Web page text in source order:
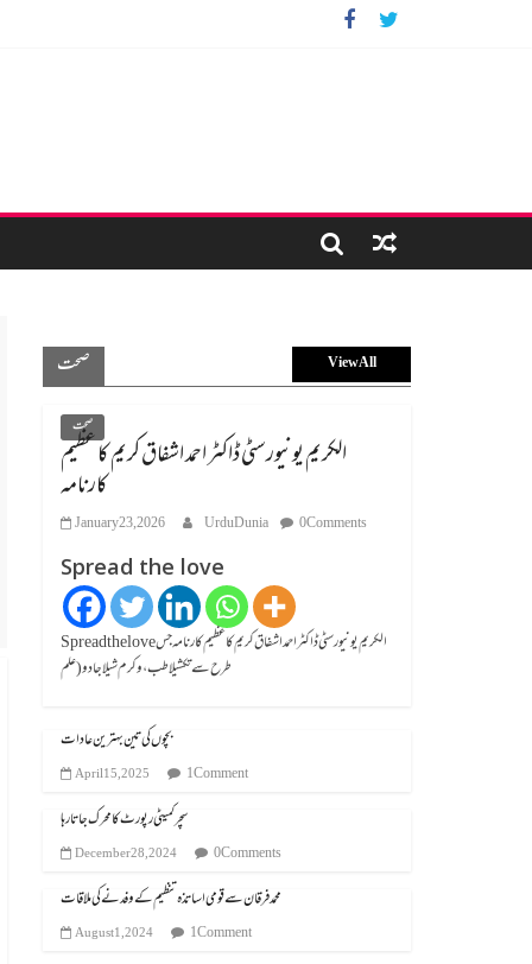
صحت View All
صحت
الکریم یونیورسٹی ڈاکٹر احمد اشفاق کریم کا عظیم
کارنامہ
January 23, 2026 UrduDunia 0 Comments
Spread the love
Spread the loveالکریم یونیورسٹی ڈاکٹر احمد اشفاق کریم کا عظیم کارنامہ جس
طرح سے تکشیلا طب، وکرم شیلا جادو (علم
بچوں کی تین بہترین عادات
April 15, 2025 1 Comment
سچر کمیٹی رپورٹ کا محرک جاتا رہا
December 28, 2024 0 Comments
محمد فرقان سے قومی اساتذہ تنظیم کے وفد نے کی ملاقات
August 1, 2024 1 Comment